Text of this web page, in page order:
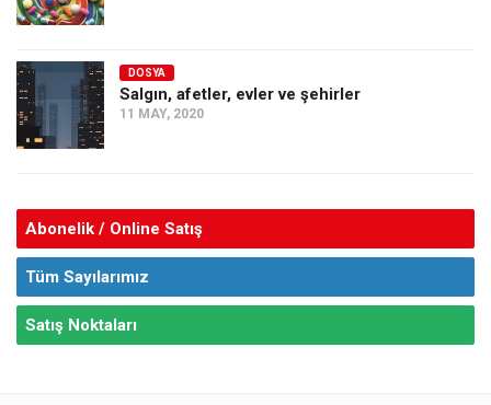
DOSYA
Salgın, afetler, evler ve şehirler
11 MAY, 2020
Abonelik / Online Satış
Tüm Sayılarımız
Satış Noktaları